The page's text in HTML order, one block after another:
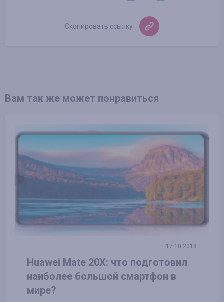
Скопировать ссылку
Вам так же может понравиться
17.10.2018
Huawei Mate 20X: что подготовил
наиболее большой смартфон в
мире?